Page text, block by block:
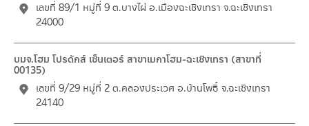
เลขที่ 89/1 หมู่ที่ 9 ต.บางไผ่ อ.เมืองฉะเชิงเทรา จ.ฉะเชิงเทรา
24000
บมจ.โฮม โปรดักส์ เซ็นเตอร์ สาขาเมกาโฮม-ฉะเชิงเทรา (สาขาที่
00135)
เลขที่ 9/29 หมู่ที่ 2 ต.คลองประเวศ อ.บ้านโพธิ์ จ.ฉะเชิงเทรา
24140